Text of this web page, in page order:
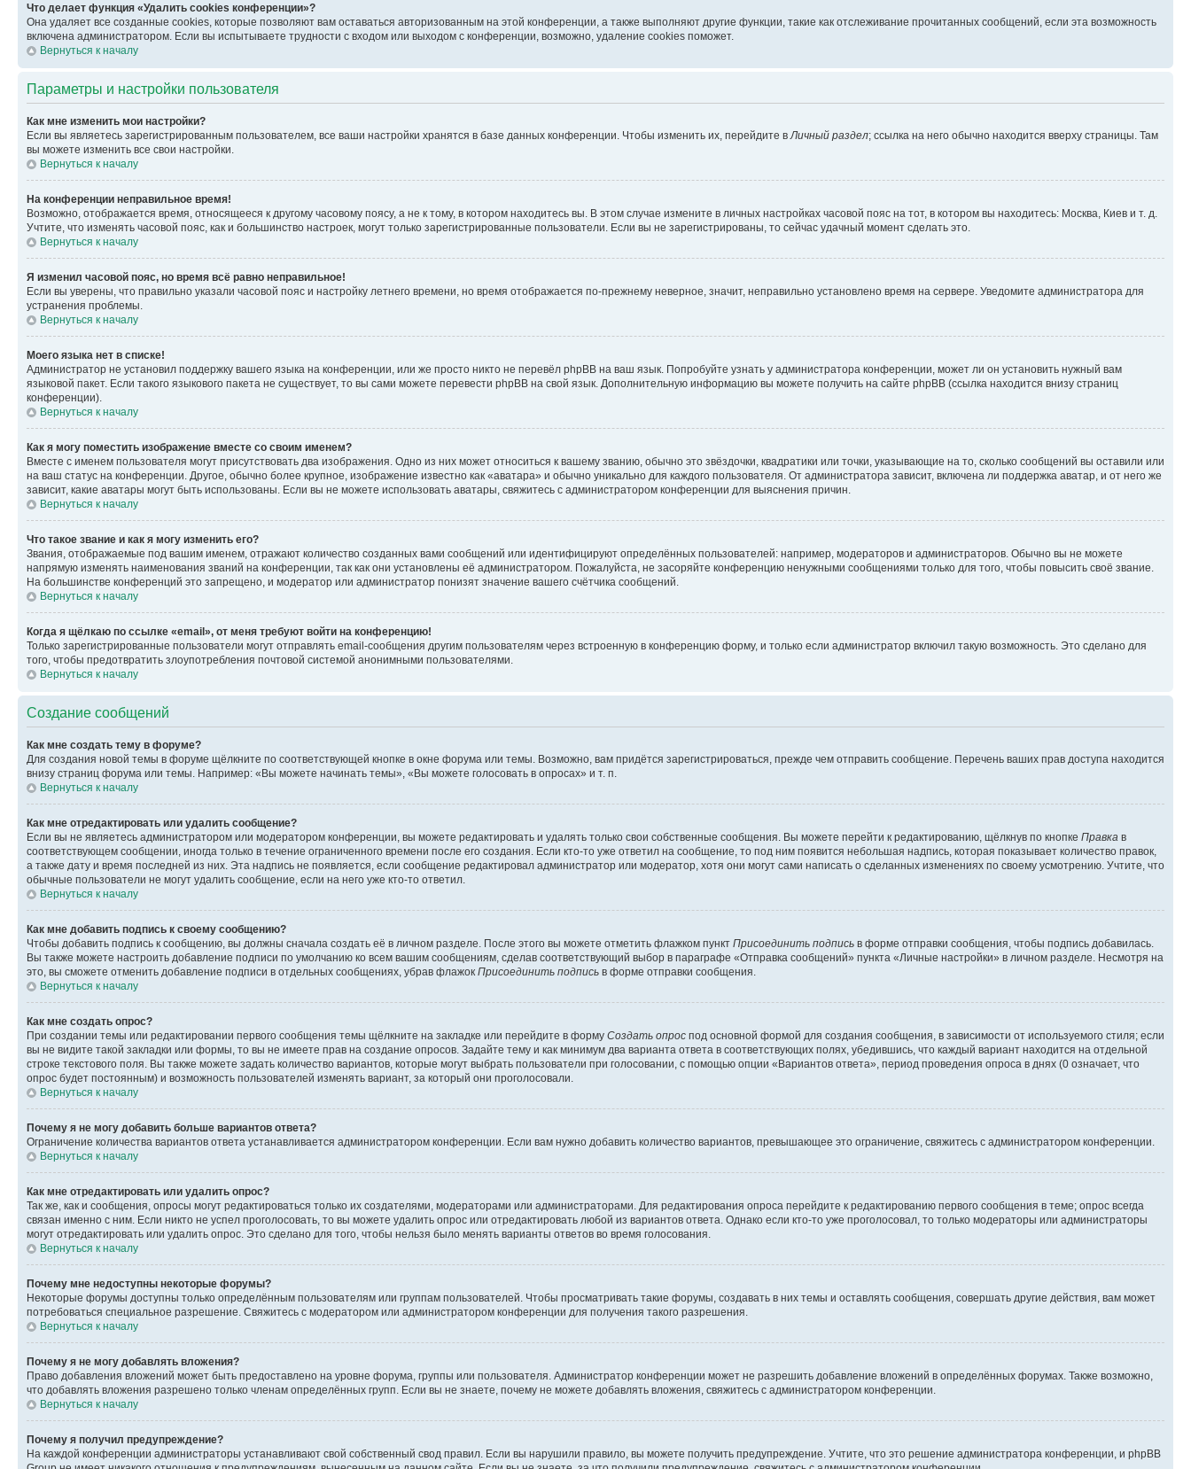
Что делает функция «Удалить cookies конференции»?
Она удаляет все созданные cookies, которые позволяют вам оставаться авторизованным на этой конференции, а также выполняют другие функции, такие как отслеживание прочитанных сообщений, если эта возможность
включена администратором. Если вы испытываете трудности с входом или выходом с конференции, возможно, удаление cookies поможет.
Вернуться к началу
Параметры и настройки пользователя
Как мне изменить мои настройки?
Если вы являетесь зарегистрированным пользователем, все ваши настройки хранятся в базе данных конференции. Чтобы изменить их, перейдите в Личный раздел; ссылка на него обычно находится вверху страницы. Там
вы можете изменить все свои настройки.
Вернуться к началу
На конференции неправильное время!
Возможно, отображается время, относящееся к другому часовому поясу, а не к тому, в котором находитесь вы. В этом случае измените в личных настройках часовой пояс на тот, в котором вы находитесь: Москва, Киев и т. д.
Учтите, что изменять часовой пояс, как и большинство настроек, могут только зарегистрированные пользователи. Если вы не зарегистрированы, то сейчас удачный момент сделать это.
Вернуться к началу
Я изменил часовой пояс, но время всё равно неправильное!
Если вы уверены, что правильно указали часовой пояс и настройку летнего времени, но время отображается по-прежнему неверное, значит, неправильно установлено время на сервере. Уведомите администратора для
устранения проблемы.
Вернуться к началу
Моего языка нет в списке!
Администратор не установил поддержку вашего языка на конференции, или же просто никто не перевёл phpBB на ваш язык. Попробуйте узнать у администратора конференции, может ли он установить нужный вам
языковой пакет. Если такого языкового пакета не существует, то вы сами можете перевести phpBB на свой язык. Дополнительную информацию вы можете получить на сайте phpBB (ссылка находится внизу страниц
конференции).
Вернуться к началу
Как я могу поместить изображение вместе со своим именем?
Вместе с именем пользователя могут присутствовать два изображения. Одно из них может относиться к вашему званию, обычно это звёздочки, квадратики или точки, указывающие на то, сколько сообщений вы оставили или
на ваш статус на конференции. Другое, обычно более крупное, изображение известно как «аватара» и обычно уникально для каждого пользователя. От администратора зависит, включена ли поддержка аватар, и от него же
зависит, какие аватары могут быть использованы. Если вы не можете использовать аватары, свяжитесь с администратором конференции для выяснения причин.
Вернуться к началу
Что такое звание и как я могу изменить его?
Звания, отображаемые под вашим именем, отражают количество созданных вами сообщений или идентифицируют определённых пользователей: например, модераторов и администраторов. Обычно вы не можете
напрямую изменять наименования званий на конференции, так как они установлены её администратором. Пожалуйста, не засоряйте конференцию ненужными сообщениями только для того, чтобы повысить своё звание.
На большинстве конференций это запрещено, и модератор или администратор понизят значение вашего счётчика сообщений.
Вернуться к началу
Когда я щёлкаю по ссылке «email», от меня требуют войти на конференцию!
Только зарегистрированные пользователи могут отправлять email-сообщения другим пользователям через встроенную в конференцию форму, и только если администратор включил такую возможность. Это сделано для
того, чтобы предотвратить злоупотребления почтовой системой анонимными пользователями.
Вернуться к началу
Создание сообщений
Как мне создать тему в форуме?
Для создания новой темы в форуме щёлкните по соответствующей кнопке в окне форума или темы. Возможно, вам придётся зарегистрироваться, прежде чем отправить сообщение. Перечень ваших прав доступа находится
внизу страниц форума или темы. Например: «Вы можете начинать темы», «Вы можете голосовать в опросах» и т. п.
Вернуться к началу
Как мне отредактировать или удалить сообщение?
Если вы не являетесь администратором или модератором конференции, вы можете редактировать и удалять только свои собственные сообщения. Вы можете перейти к редактированию, щёлкнув по кнопке Правка в
соответствующем сообщении, иногда только в течение ограниченного времени после его создания. Если кто-то уже ответил на сообщение, то под ним появится небольшая надпись, которая показывает количество правок,
а также дату и время последней из них. Эта надпись не появляется, если сообщение редактировал администратор или модератор, хотя они могут сами написать о сделанных изменениях по своему усмотрению. Учтите, что
обычные пользователи не могут удалить сообщение, если на него уже кто-то ответил.
Вернуться к началу
Как мне добавить подпись к своему сообщению?
Чтобы добавить подпись к сообщению, вы должны сначала создать её в личном разделе. После этого вы можете отметить флажком пункт Присоединить подпись в форме отправки сообщения, чтобы подпись добавилась.
Вы также можете настроить добавление подписи по умолчанию ко всем вашим сообщениям, сделав соответствующий выбор в параграфе «Отправка сообщений» пункта «Личные настройки» в личном разделе. Несмотря на
это, вы сможете отменить добавление подписи в отдельных сообщениях, убрав флажок Присоединить подпись в форме отправки сообщения.
Вернуться к началу
Как мне создать опрос?
При создании темы или редактировании первого сообщения темы щёлкните на закладке или перейдите в форму Создать опрос под основной формой для создания сообщения, в зависимости от используемого стиля; если
вы не видите такой закладки или формы, то вы не имеете прав на создание опросов. Задайте тему и как минимум два варианта ответа в соответствующих полях, убедившись, что каждый вариант находится на отдельной
строке текстового поля. Вы также можете задать количество вариантов, которые могут выбрать пользователи при голосовании, с помощью опции «Вариантов ответа», период проведения опроса в днях (0 означает, что
опрос будет постоянным) и возможность пользователей изменять вариант, за который они проголосовали.
Вернуться к началу
Почему я не могу добавить больше вариантов ответа?
Ограничение количества вариантов ответа устанавливается администратором конференции. Если вам нужно добавить количество вариантов, превышающее это ограничение, свяжитесь с администратором конференции.
Вернуться к началу
Как мне отредактировать или удалить опрос?
Так же, как и сообщения, опросы могут редактироваться только их создателями, модераторами или администраторами. Для редактирования опроса перейдите к редактированию первого сообщения в теме; опрос всегда
связан именно с ним. Если никто не успел проголосовать, то вы можете удалить опрос или отредактировать любой из вариантов ответа. Однако если кто-то уже проголосовал, то только модераторы или администраторы
могут отредактировать или удалить опрос. Это сделано для того, чтобы нельзя было менять варианты ответов во время голосования.
Вернуться к началу
Почему мне недоступны некоторые форумы?
Некоторые форумы доступны только определённым пользователям или группам пользователей. Чтобы просматривать такие форумы, создавать в них темы и оставлять сообщения, совершать другие действия, вам может
потребоваться специальное разрешение. Свяжитесь с модератором или администратором конференции для получения такого разрешения.
Вернуться к началу
Почему я не могу добавлять вложения?
Право добавления вложений может быть предоставлено на уровне форума, группы или пользователя. Администратор конференции может не разрешить добавление вложений в определённых форумах. Также возможно,
что добавлять вложения разрешено только членам определённых групп. Если вы не знаете, почему не можете добавлять вложения, свяжитесь с администратором конференции.
Вернуться к началу
Почему я получил предупреждение?
На каждой конференции администраторы устанавливают свой собственный свод правил. Если вы нарушили правило, вы можете получить предупреждение. Учтите, что это решение администратора конференции, и phpBB